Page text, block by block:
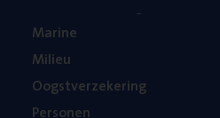
Mari­ne
Mili­eu
Oogst­ver­ze­ke­ring
Per­so­nen